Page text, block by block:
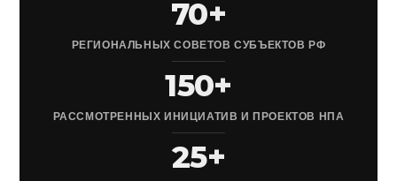
70+
РЕГИОНАЛЬНЫХ СОВЕТОВ СУБЪЕКТОВ РФ
150+
РАССМОТРЕННЫХ ИНИЦИАТИВ И ПРОЕКТОВ НПА
25+